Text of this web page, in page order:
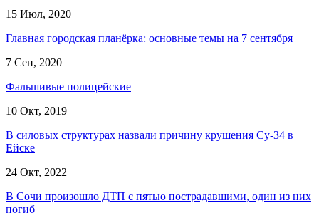
15 Июл, 2020
Главная городская планёрка: основные темы на 7 сентября
7 Сен, 2020
Фальшивые полицейские
10 Окт, 2019
В силовых структурах назвали причину крушения Су-34 в
Ейске
24 Окт, 2022
В Сочи произошло ДТП с пятью пострадавшими, один из них
погиб